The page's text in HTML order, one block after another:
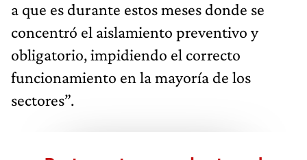
a que es durante estos meses donde se
concentró el aislamiento preventivo y
obligatorio, impidiendo el correcto
funcionamiento en la mayoría de los
sectores”.